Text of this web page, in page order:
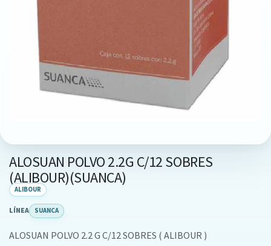
ALOSUAN POLVO 2.2G C/12 SOBRES
(ALIBOUR)(SUANCA)
ALIBOUR
LÍNEA SUANCA
ALOSUAN POLVO 2.2 G C/12 SOBRES ( ALIBOUR )